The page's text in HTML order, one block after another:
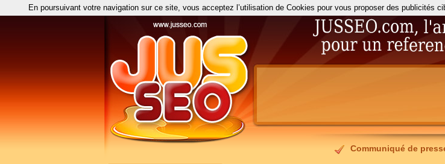
Communiqué de
En poursuivant votre navigation sur ce site, vous acceptez l’utilisation de Cookies pour vous proposer des publicités